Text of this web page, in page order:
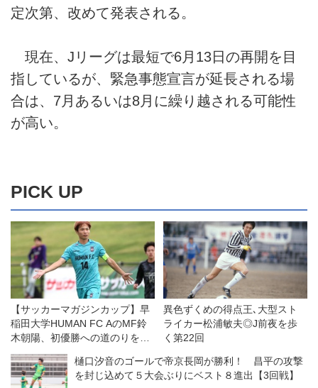
定次第、改めて発表される。
現在、Jリーグは最短で6月13日の再開を目
指しているが、緊急事態宣言が延長される場
合は、7月あるいは8月に繰り越される可能性
が高い。
PICK UP
【サッカーマガジンカップ】早
稲田大学HUMAN FC AのMF鈴
木朝陽、初優勝への道のりを語
る「練習から雰囲気を変えて取
り組んできた」
異色ずくめの得点王､大型スト
ライカー松浦敏夫◎J前夜を歩
く第22回
樋口汐音のゴールで帝京長岡が勝利！ 昌平の攻撃
を封じ込めて５大会ぶりにベスト８進出【3回戦】